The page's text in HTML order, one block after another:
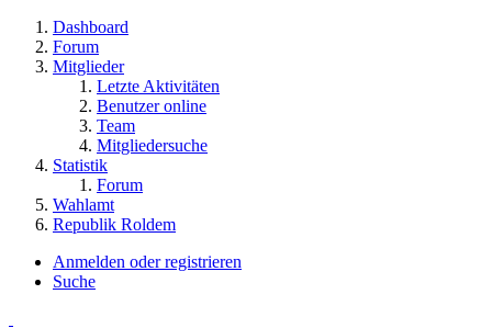
Dashboard
Forum
Mitglieder
Letzte Aktivitäten
Benutzer online
Team
Mitgliedersuche
Statistik
Forum
Wahlamt
Republik Roldem
Anmelden oder registrieren
Suche